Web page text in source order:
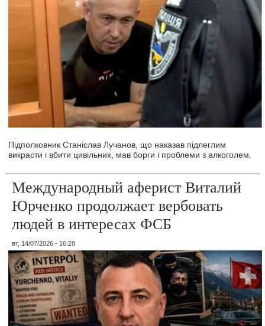
Підполковник Станіслав Лучанов, що наказав підлеглим
викрасти і вбити цивільних, мав борги і проблеми з алкоголем.
Международный аферист Виталий
Юрченко продолжает вербовать
людей в интересах ФСБ
вт, 14/07/2026 - 16:28